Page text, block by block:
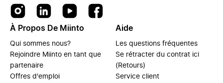
À Propos De Miinto
Qui sommes nous?
Rejoindre Miinto en tant que
partenaire
Offres d'emploi
Aide
Les questions fréquentes
Se rétracter du contrat ici
(Retours)
Service client